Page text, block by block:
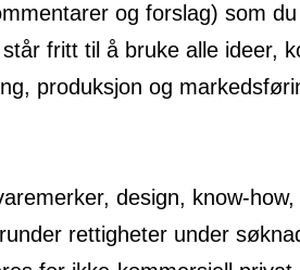
og forslag) som
fritt til å bruke alle ideer,
produksjon og
design, know-
rettigheter under